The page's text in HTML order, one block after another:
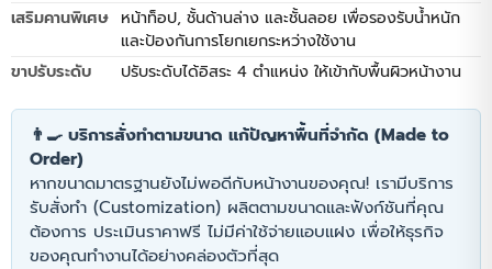
เสริมคานพิเศษ หน้าท็อป, ชั้นด้านล่าง และชั้นลอย เพื่อรองรับน้ำหนัก
และป้องกันการโยกเยกระหว่างใช้งาน
ขาปรับระดับ
ปรับระดับได้อิสระ 4 ตำแหน่ง ให้เข้ากับพื้นผิวหน้างาน
👨‍🍳 บริการสั่งทำตามขนาด แก้ปัญหาพื้นที่จำกัด (Made to
Order)
หากขนาดมาตรฐานยังไม่พอดีกับหน้างานของคุณ! เรามีบริการ
รับสั่งทำ (Customization) ผลิตตามขนาดและฟังก์ชันที่คุณ
ต้องการ ประเมินราคาฟรี ไม่มีค่าใช้จ่ายแอบแฝง เพื่อให้ธุรกิจ
ของคุณทำงานได้อย่างคล่องตัวที่สุด